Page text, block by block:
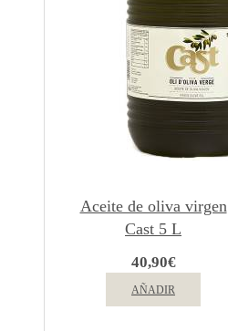
Aceite de oliva virgen
Cast 5 L
40,90€
AÑADIR